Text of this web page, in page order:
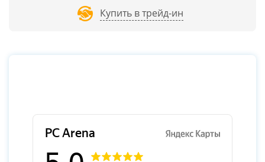
Купить в трейд-ин